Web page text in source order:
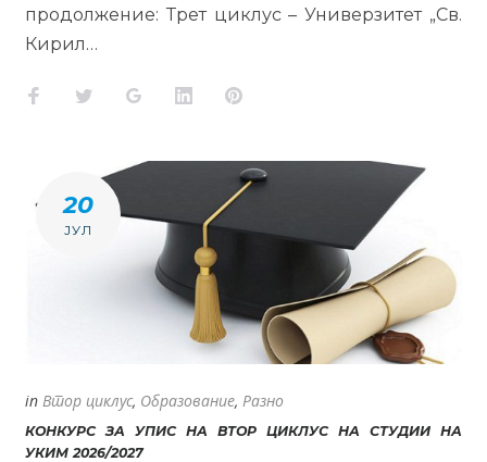
продолжение: Трет циклус – Универзитет „Св.
Кирил…
Facebook
TwitterGoogle+LinkedInPinterest
20
ЈУЛ
in Втор циклус, Образование, Разно
КОНКУРС ЗА УПИС НА ВТОР ЦИКЛУС НА СТУДИИ НА
УКИМ 2026/2027